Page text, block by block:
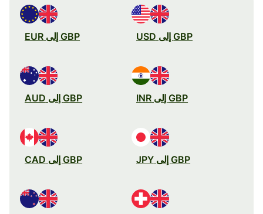
GBP إلى USD GBP إلى EUR
GBP إلى INR GBP إلى AUD
GBP إلى JPY GBP إلى CAD